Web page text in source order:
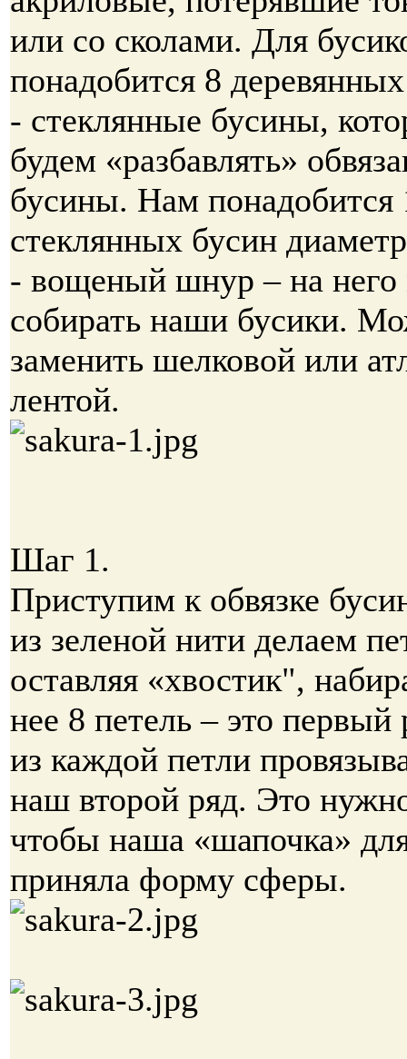
или со сколами. Для
понадобится 8
- стеклянные бусины,
будем «разбавлять»
бусины. Нам понадобится
стеклянных бусин
- вощеный шнур – на
собирать наши бусики.
заменить шелковой или
лентой.
Шаг 1.
Приступим к обвязке
из зеленой нити делаем
оставляя «хвостик",
нее 8 петель – это первый
из каждой петли
наш второй ряд. Это
чтобы наша «шапочка»
приняла форму сферы.